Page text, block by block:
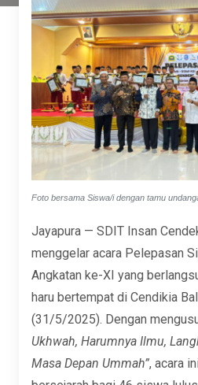
Foto bersama Siswa/i dengan tamu
Jayapura — SDIT Insan
menggelar acara Pelepasan
Angkatan ke-XI yang
haru bertempat di Cendikia
(31/5/2025). Dengan
Ukhwah, Harumnya Ilmu,
Masa Depan Ummah”, acara